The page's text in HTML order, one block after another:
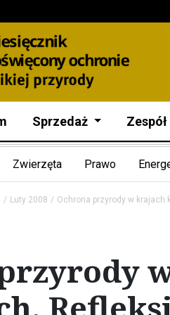
Sprzedaż
Zwierzęta Prawo
Luty 2008 Ochrona przyrody w krajach